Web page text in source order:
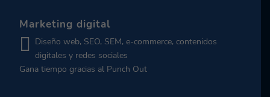
Marketing digital
Diseño web, SEO, SEM, e-commerce, contenidos
digitales y redes sociales
Gana tiempo gracias al Punch Out